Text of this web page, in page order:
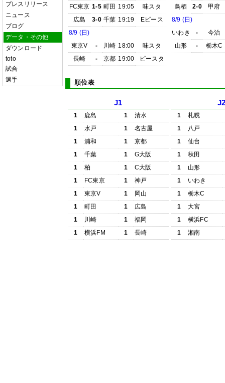
プレスリリース
ニュース
ブログ
データ・その他
ダウンロード
toto
試合
選手
FC東京 1-5 町田 19:05
味スタ
広島
3-0 千葉 19:19
Eピース
8/9 (日)
東京V
- 川崎 18:00
味スタ
長崎
- 京都 19:00 ピースタ
鳥栖
2-0
甲府
8/9 (日)
いわき
-
今治
山形
- 栃木C
順位表
J1
1 鹿島 1
清水
1
水戸 1
名古屋
1
浦和 1
京都
1
千葉 1
G大阪
1
柏 1
C大阪
1
FC東京 1
神戸
1
東京V 1
岡山
1
町田 1
広島
1
川崎 1
福岡
1
横浜FM 1 長崎
1
札幌
1
八戸
1
仙台
1
秋田
1
山形
1
いわき
1
栃木C
1
大宮
1
横浜FC
1
湘南